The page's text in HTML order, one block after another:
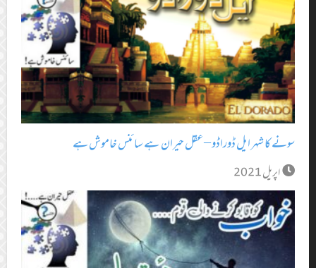
سونے کا شہر ایل ڈوراڈو – عقل حیران ہے سائنس خاموش ہے
اپریل 2021